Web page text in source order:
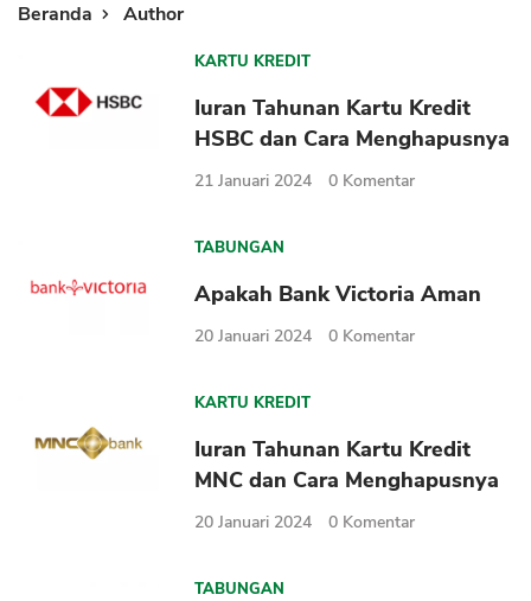
Beranda Author
KARTU KREDIT
Iuran Tahunan Kartu Kredit
HSBC dan Cara Menghapusnya
21 Januari 2024 0 Komentar
TABUNGAN
Apakah Bank Victoria Aman
20 Januari 2024 0 Komentar
KARTU KREDIT
Iuran Tahunan Kartu Kredit
MNC dan Cara Menghapusnya
20 Januari 2024 0 Komentar
TABUNGAN